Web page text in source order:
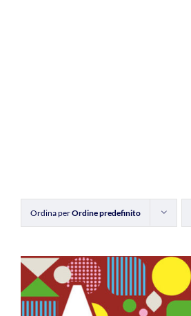
Ordina perOrdine predefinito